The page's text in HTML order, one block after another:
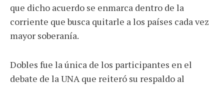
que dicho acuerdo se enmarca dentro de la
corriente que busca quitarle a los países cada vez
mayor soberanía.
Dobles fue la única de los participantes en el
debate de la UNA que reiteró su respaldo al